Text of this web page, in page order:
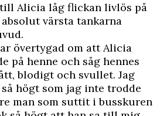
Alicia låg flickan livlös på
värsta tankarna
övertygad om att Alicia
på henne och såg hennes
blodigt och svullet. Jag
så högt som jag inte trodde
man som suttit i busskuren